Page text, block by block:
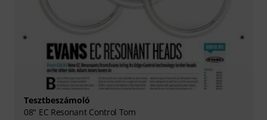
Tesztbeszámoló
08" EC Resonant Control Tom